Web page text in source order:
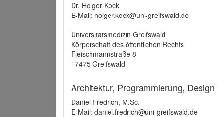
Dr. Holger Kock
E-Mail: holger.kock@uni-greifswald.de
Universitätsmedizin Greifswald
Körperschaft des öffentlichen Rechts
Fleischmannstraße 8
17475 Greifswald
Architektur, Programmierung,
Daniel Fredrich, M.Sc.
E-Mail: daniel.fredrich@uni-greifswald.de